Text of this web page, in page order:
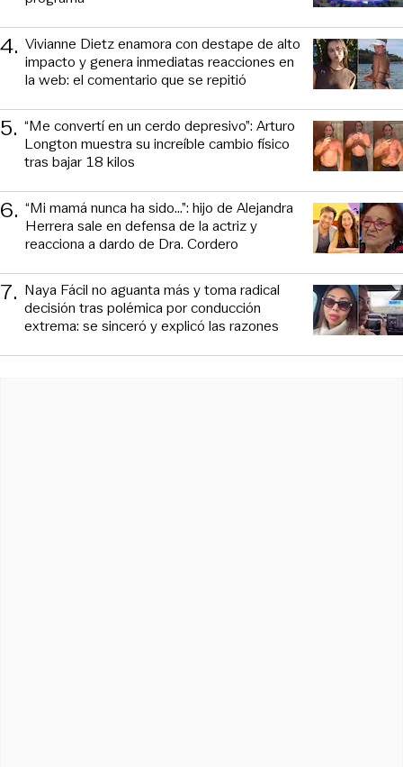
4. Vivianne Dietz enamora con destape de alto
impacto y genera inmediatas reacciones en
la web: el comentario que se repitió
5. “Me convertí en un cerdo depresivo”: Arturo
Longton muestra su increíble cambio físico
tras bajar 18 kilos
6. “Mi mamá nunca ha sido...”: hijo de Alejandra
Herrera sale en defensa de la actriz y
reacciona a dardo de Dra. Cordero
7. Naya Fácil no aguanta más y toma radical
decisión tras polémica por conducción
extrema: se sinceró y explicó las razones